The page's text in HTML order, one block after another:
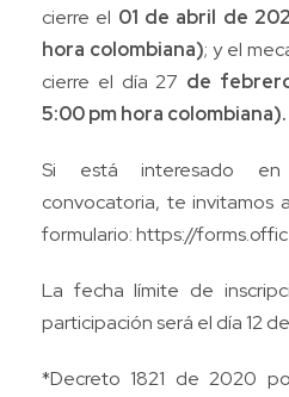
cierre el 01 de abril de
hora colombiana); y el
cierre el día 27 de
5:00 pm hora colombiana).
Si está interesado
convocatoria, te invitamos
formulario:https://
La fecha límite de
participación será el día 12
*Decreto 1821 de 2020